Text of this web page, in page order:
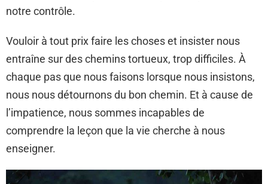
notre contrôle.
Vouloir à tout prix faire les choses et insister nous
entraîne sur des chemins tortueux, trop difficiles. À
chaque pas que nous faisons lorsque nous insistons,
nous nous détournons du bon chemin. Et à cause de
l’impatience, nous sommes incapables de
comprendre la leçon que la vie cherche à nous
enseigner.